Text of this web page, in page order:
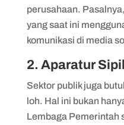
perusahaan.
yang saat ini
komunikasi di media
2. Aparatur
Sektor publik juga
loh. Hal ini bukan
Lembaga Pemerintah